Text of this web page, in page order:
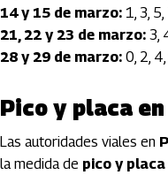
14 y 15 de marzo: 1, 3,
21, 22 y 23 de marzo: 3,
28 y 29 de marzo: 0, 2,
Pico y placa
Las autoridades viales en
la medida de pico y